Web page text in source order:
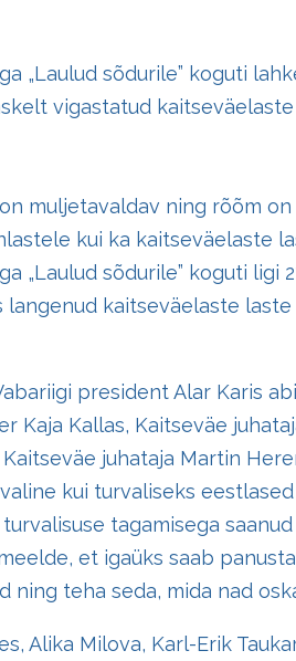
„Laulud sõdurile” koguti
vigastatud
muljetavaldav ning rõõm
kui ka kaitseväelaste
„Laulud sõdurile” koguti ligi
kaitseväelaste laste
president Alar Karis
Kaja Kallas, Kaitseväe
juhataja Martin
kui turvaliseks
tagamisega
et igaüks saab
ning teha seda, mida nad
Alika Milova, Karl-Erik